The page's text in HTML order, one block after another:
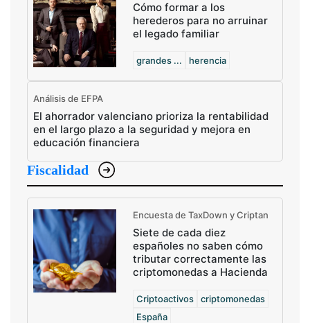
Cómo formar a los
herederos para no arruinar
el legado familiar
grandes ... herencia
Análisis de EFPA
El ahorrador valenciano prioriza la rentabilidad
en el largo plazo a la seguridad y mejora en
educación financiera
Fiscalidad
Encuesta de TaxDown y Criptan
Siete de cada diez
españoles no saben cómo
tributar correctamente las
criptomonedas a Hacienda
Criptoactivos
criptomonedas
España